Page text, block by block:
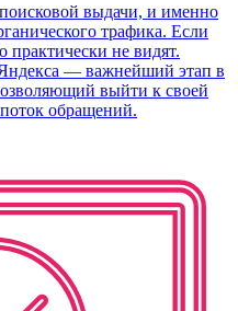
выдачи, и именно
трафика. Если
практически не видят.
— важнейший этап в
выйти к своей
обращений.